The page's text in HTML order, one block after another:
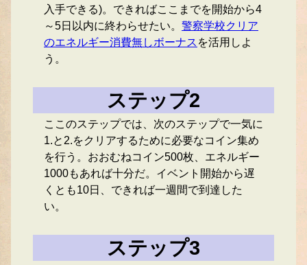
入手できる)。できればここまでを開始から4
～5日以内に終わらせたい。 警察学校クリア
のエネルギー消費無しボーナス を活用しよ
う。
ステップ2
ここのステップでは、次のステップで一気に
1.と2.をクリアするために必要なコイン集め
を行う。おおむねコイン500枚、エネルギー
1000もあれば十分だ。イベント開始から遅
くとも10日、できれば一週間で到達した
い。
ステップ3